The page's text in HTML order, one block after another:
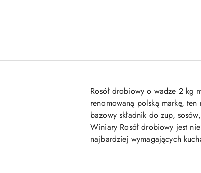
Rosół drobiowy o wadze 2 kg
renomowaną polską markę,
bazowy składnik do zup,
Winiary Rosół drobiowy jest
najbardziej wymagających